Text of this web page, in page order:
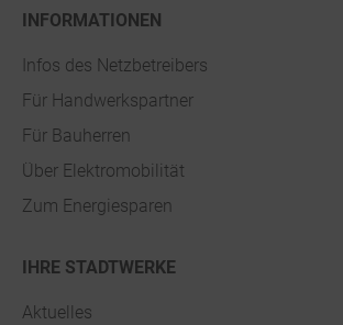
INFORMATIONEN
Infos des Netzbetreibers
Für Handwerkspartner
Für Bauherren
Über Elektromobilität
Zum Energiesparen
IHRE STADTWERKE
Aktuelles